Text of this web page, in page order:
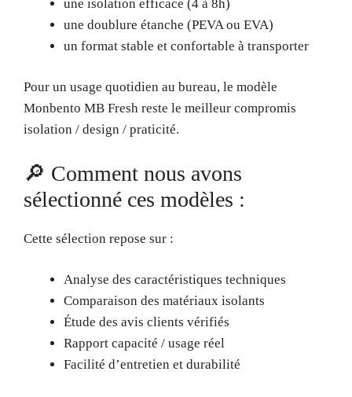
une isolation efficace (4 à 8h)
une doublure étanche (PEVA ou EVA)
un format stable et confortable à transporter
Pour un usage quotidien au bureau, le modèle
Monbento MB Fresh reste le meilleur compromis
isolation / design / praticité.
🔎 Comment nous avons
sélectionné ces modèles :
Cette sélection repose sur :
Analyse des caractéristiques techniques
Comparaison des matériaux isolants
Étude des avis clients vérifiés
Rapport capacité / usage réel
Facilité d’entretien et durabilité